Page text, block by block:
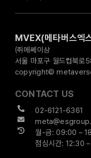
MVEX(메타버스엑
㈜메쎄이상
서울 마포구 월드컵북
copyright©
CONTACT US
02-6121-6361
월-금: 09:00 –
점심시간: 12:30